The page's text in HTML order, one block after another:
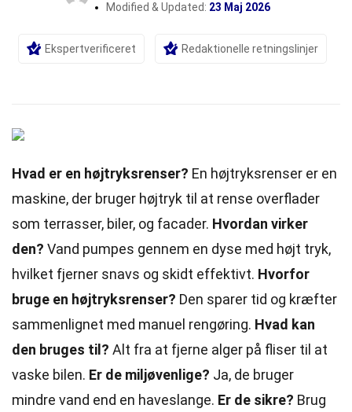
Modified & Updated: 23 Maj 2026
Ekspertverificeret Redaktionelle retningslinjer
Hvad er en højtryksrenser? En højtryksrenser er en
maskine, der bruger højtryk til at rense overflader
som terrasser, biler, og facader. Hvordan virker
den? Vand pumpes gennem en dyse med højt tryk,
hvilket fjerner snavs og skidt effektivt. Hvorfor
bruge en højtryksrenser? Den sparer tid og kræfter
sammenlignet med manuel rengøring. Hvad kan
den bruges til? Alt fra at fjerne alger på fliser til at
vaske bilen. Er de miljøvenlige? Ja, de bruger
mindre vand end en haveslange. Er de sikre? Brug